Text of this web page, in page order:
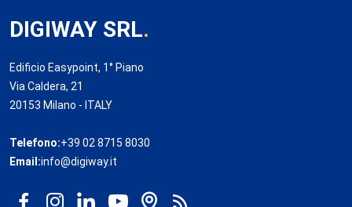
DIGIWAY SRL.
Edificio Easypoint, 1° Piano
Via Caldera, 21
20153 Milano - ITALY
Telefono:+39 02 8715 8030
Email:info@digiway.it